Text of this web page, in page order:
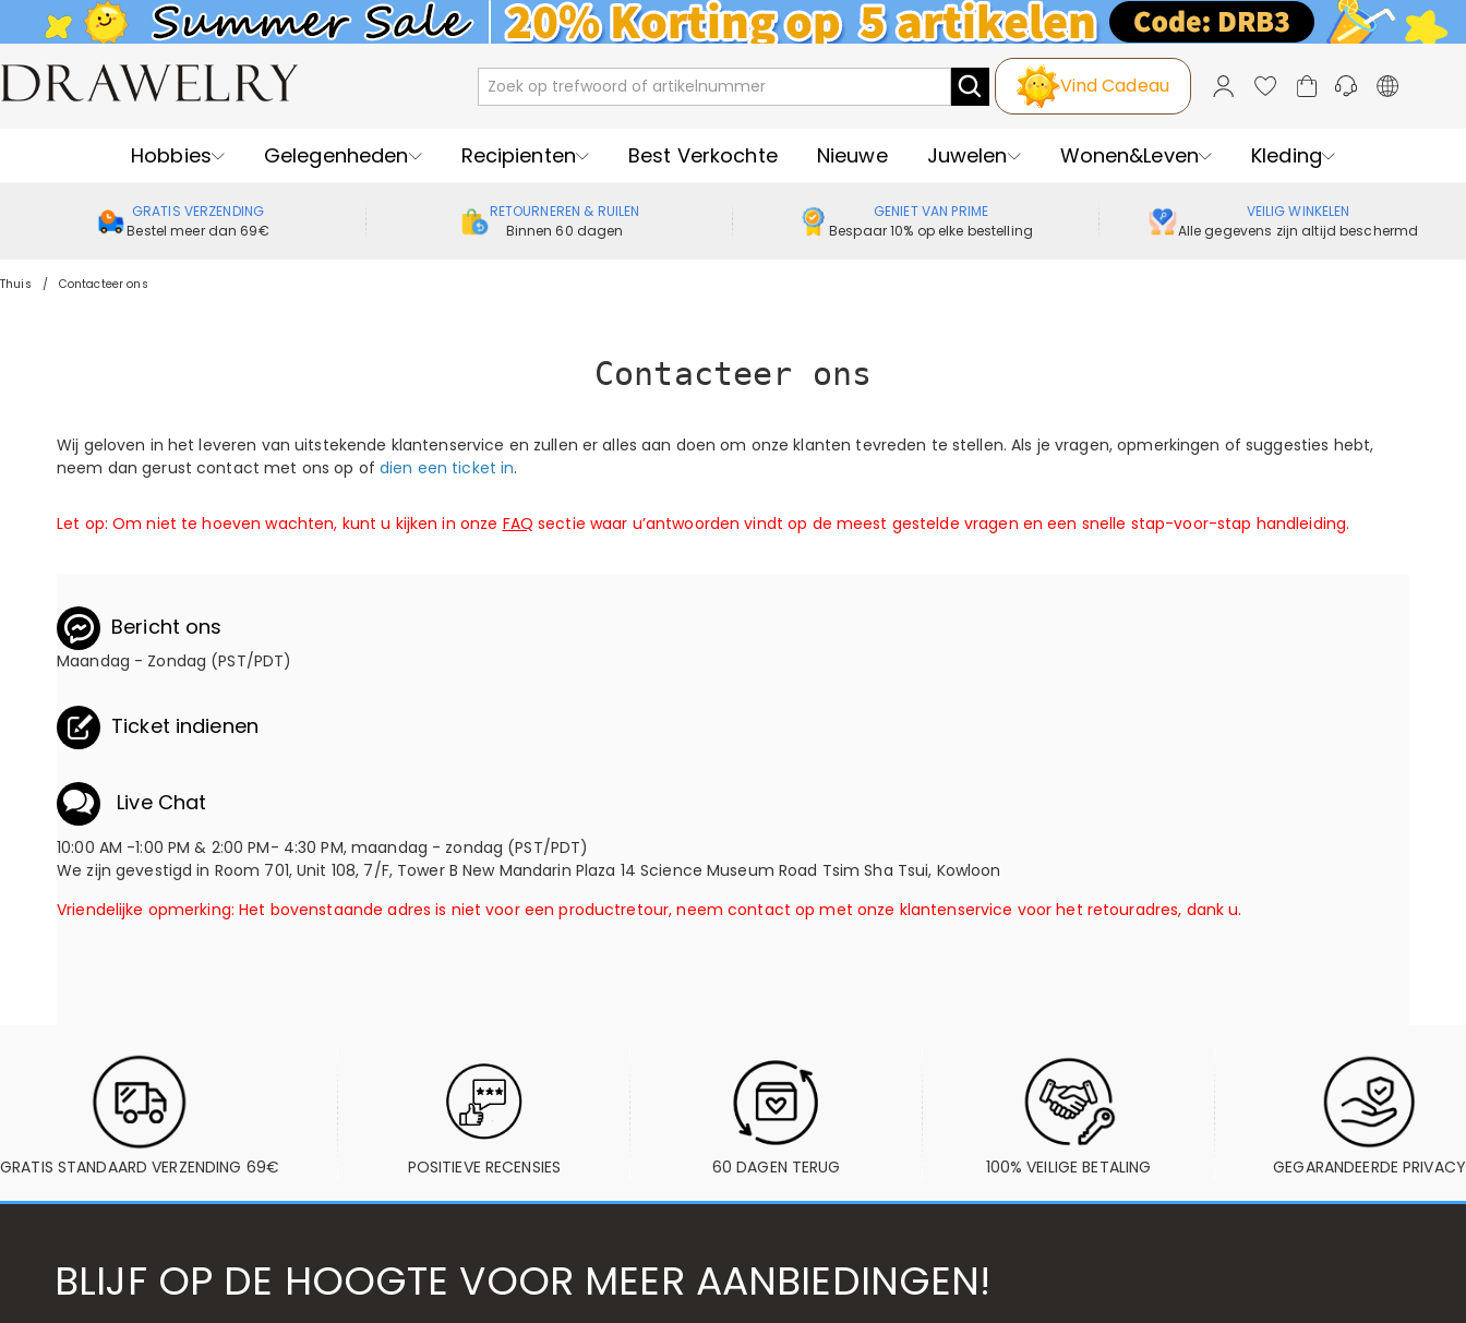
Vind Cadeau
Hobbies Gelegenheden Recipienten Best Verkochte Nieuwe Juwelen Wonen&Leven Kleding
GRATIS VERZENDING
Bestel meer dan 69€
RETOURNEREN & RUILEN
Binnen 60 dagen
GENIET VAN PRIME
Bespaar 10% op elke bestelling
VEILIG WINKELEN
Alle gegevens zijn altijd beschermd
Thuis Contacteer ons
Contacteer ons
Wij geloven in het leveren van uitstekende klantenservice en zullen er alles aan doen om onze klanten tevreden te stellen. Als je vragen, opmerkingen of suggesties hebt,
neem dan gerust contact met ons op of dien een ticket in.
Let op: Om niet te hoeven wachten, kunt u kijken in onze FAQ sectie waar u’antwoorden vindt op de meest gestelde vragen en een snelle stap-voor-stap handleiding.
Bericht ons
Maandag - Zondag (PST/PDT)
Ticket indienen
Live Chat
10:00 AM -1:00 PM & 2:00 PM- 4:30 PM, maandag - zondag (PST/PDT)
We zijn gevestigd in Room 701, Unit 108, 7/F, Tower B New Mandarin Plaza 14 Science Museum Road Tsim Sha Tsui, Kowloon
Vriendelijke opmerking: Het bovenstaande adres is niet voor een productretour, neem contact op met onze klantenservice voor het retouradres, dank u.
GRATIS STANDAARD VERZENDING 69€ POSITIEVE RECENSIES 60 DAGEN TERUG 100% VEILIGE BETALING GEGARANDEERDE PRIVACY
BLIJF OP DE HOOGTE VOOR MEER AANBIEDINGEN!